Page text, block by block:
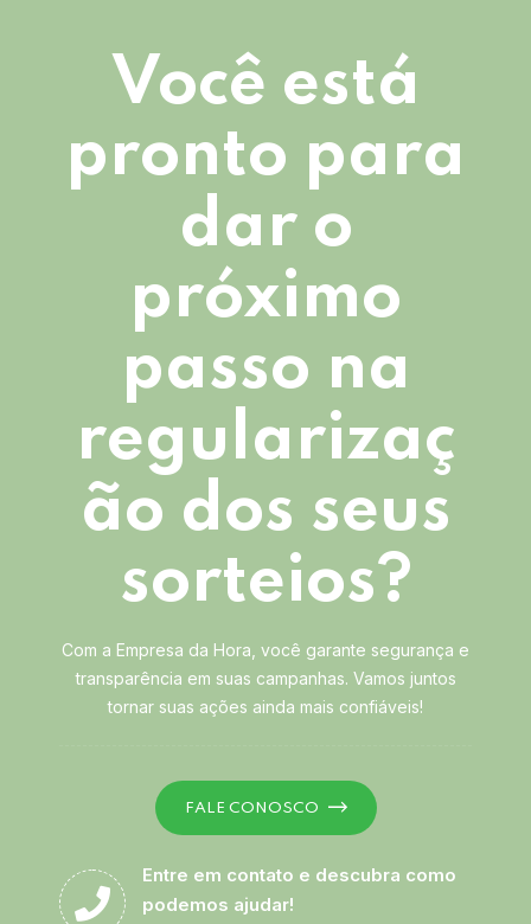
Você está
pronto para
dar o
próximo
passo na
regularizaç
ão dos seus
sorteios?
Com a Empresa da Hora, você garante segurança e
transparência em suas campanhas. Vamos juntos
tornar suas ações ainda mais confiáveis!
FALE CONOSCO
Entre em contato e descubra como
podemos ajudar!